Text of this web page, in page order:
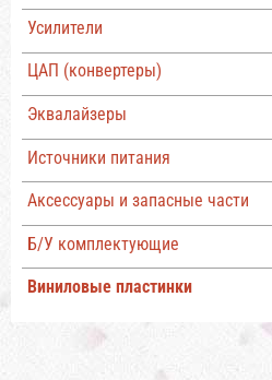
Усилители
ЦАП (конвертеры)
Эквалайзеры
Источники питания
Аксессуары и запасные части
Б/У комплектующие
Виниловые пластинки